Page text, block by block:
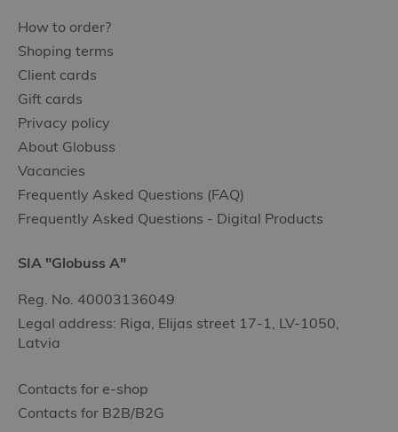
How to order?
Shoping terms
Client cards
Gift cards
Privacy policy
About Globuss
Vacancies
Frequently Asked Questions (FAQ)
Frequently Asked Questions - Digital Products
SIA "Globuss A"
Reg. No. 40003136049
Legal address: Riga, Elijas street 17-1, LV-1050,
Latvia
Contacts for e-shop
Contacts for B2B/B2G